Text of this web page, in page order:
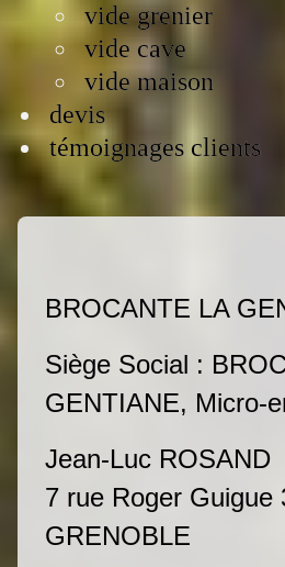
vide grenier
vide cave
vide maison
devis
témoignages clients
BROCANTE LA
Siège Social :
GENTIANE, Micro-
Jean-Luc ROSAND
7 rue Roger Guigue
GRENOBLE